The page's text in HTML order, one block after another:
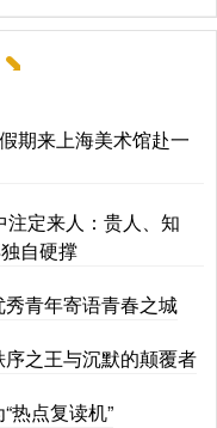
期来上海美术馆赴一
定来人：贵人、知
自硬撑
青年寄语青春之城
之王与沉默的颠覆者
热点复读机”